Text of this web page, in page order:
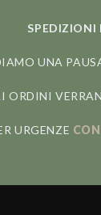
SU
SPEDIZIONI
UNA
ORDINI
URGENZE